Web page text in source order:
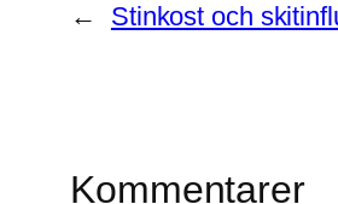
← Stinkost och
Kommentarer